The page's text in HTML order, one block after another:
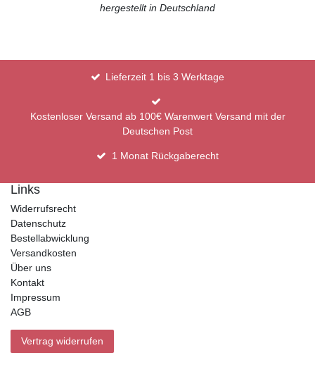
hergestellt in Deutschland
Lieferzeit 1 bis 3 Werktage
Kostenloser Versand ab 100€ Warenwert Versand mit der
Deutschen Post
1 Monat Rückgaberecht
Links
Widerrufsrecht
Datenschutz
Bestellabwicklung
Versandkosten
Über uns
Kontakt
Impressum
AGB
Vertrag widerrufen